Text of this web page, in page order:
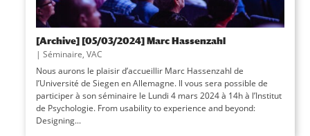
[Archive] [05/03/2024] Marc Hassenzahl
| Séminaire, VAC
Nous aurons le plaisir d’accueillir Marc Hassenzahl de
l’Université de Siegen en Allemagne. Il vous sera possible de
participer à son séminaire le Lundi 4 mars 2024 à 14h à l’Institut
de Psychologie. From usability to experience and beyond:
Designing...